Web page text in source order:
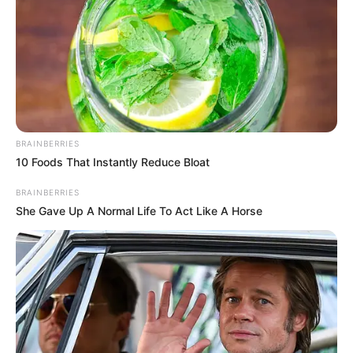
Tenemos todas las noticias que le
interesan. Para estar bien informado, por
favor, active las notificaciones de Alerta.
ACTIVAR AHORA
TEMAS DESTACADOS
EMERGENCIAS POR LLUVIAS
METRO DE MEDELLÍN
ELECCIONES PRESIDENCIALES
MARINILLA - ANTIOQUIA
EPM
YONDÓ - ANTIOQUIA
RIONEGRO
BRAINBERRIES
10 Foods That Instantly Reduce Bloat
BRAINBERRIES
She Gave Up A Normal Life To Act Like A Horse